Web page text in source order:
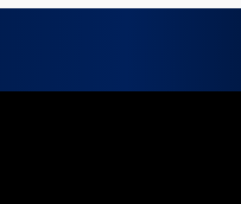
đến học tập hay công
khó khăn này.